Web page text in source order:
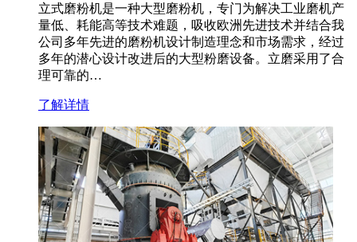
立式磨粉机是一种大型磨粉机，专门为解决工业磨机产
量低、耗能高等技术难题，吸收欧洲先进技术并结合我
公司多年先进的磨粉机设计制造理念和市场需求，经过
多年的潜心设计改进后的大型粉磨设备。立磨采用了合
理可靠的…
了解详情